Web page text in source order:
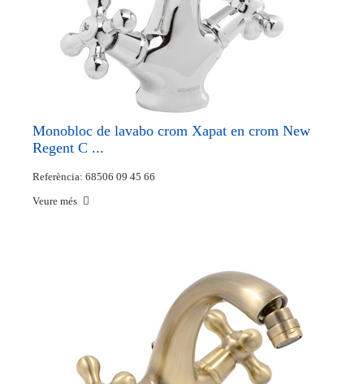
Monobloc de lavabo crom Xapat en crom New
Regent C ...
Referència: 68506 09 45 66
Veure més